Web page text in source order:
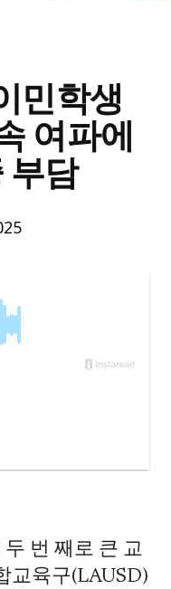
민학생
여파에
부담
번 째로 큰 교
교육구(LAUSD)